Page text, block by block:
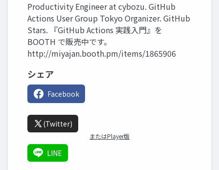
Productivity Engineer at cybozu. GitHub
Actions User Group Tokyo Organizer. GitHub
Stars. 『GitHub Actions 実践入門』を
BOOTH で販売中です。
http://miyajan.booth.pm/items/1865906
シェア
Facebook
(Twitter)
またはPlayer版
LINE